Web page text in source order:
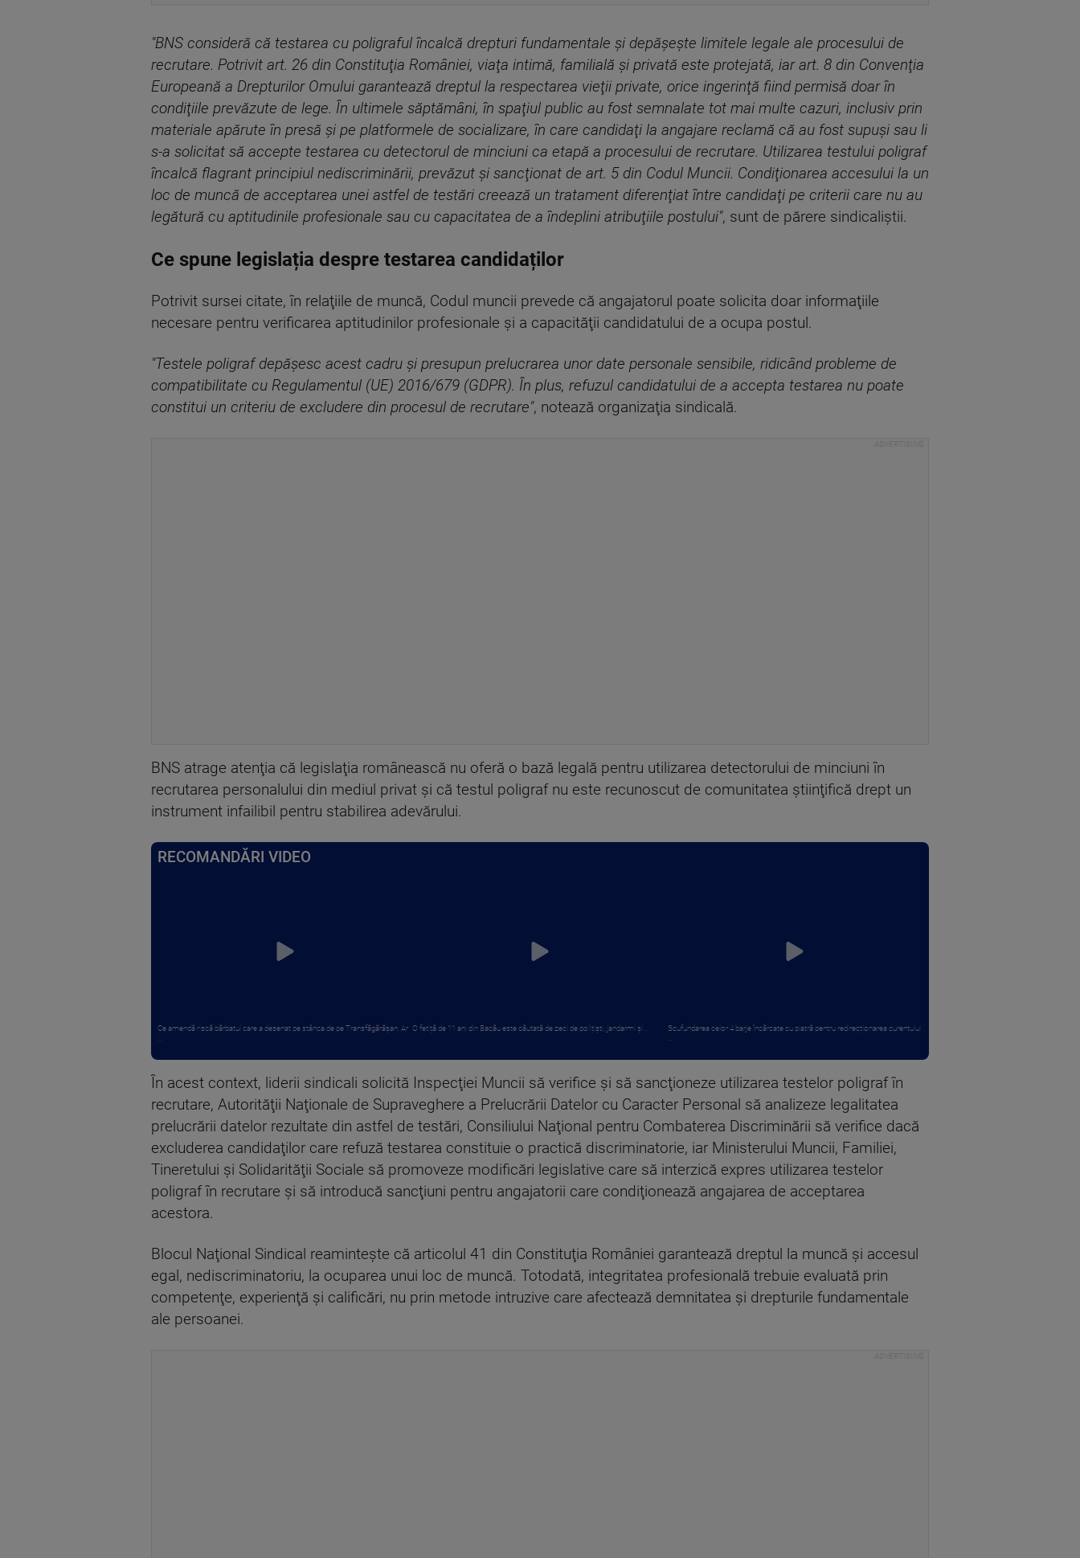
"BNS consideră că testarea cu poligraful încalcă drepturi fundamentale şi depăşeşte limitele legale ale procesului de
recrutare. Potrivit art. 26 din Constituţia României, viaţa intimă, familială şi privată este protejată, iar art. 8 din Convenţia
Europeană a Drepturilor Omului garantează dreptul la respectarea vieţii private, orice ingerinţă fiind permisă doar în
condiţiile prevăzute de lege. În ultimele săptămâni, în spaţiul public au fost semnalate tot mai multe cazuri, inclusiv prin
materiale apărute în presă şi pe platformele de socializare, în care candidaţi la angajare reclamă că au fost supuşi sau li
s-a solicitat să accepte testarea cu detectorul de minciuni ca etapă a procesului de recrutare. Utilizarea testului poligraf
încalcă flagrant principiul nediscriminării, prevăzut şi sancţionat de art. 5 din Codul Muncii. Condiţionarea accesului la un
loc de muncă de acceptarea unei astfel de testări creează un tratament diferenţiat între candidaţi pe criterii care nu au
legătură cu aptitudinile profesionale sau cu capacitatea de a îndeplini atribuţiile postului", sunt de părere sindicaliştii.
Ce spune legislația despre testarea candidaților
Potrivit sursei citate, în relaţiile de muncă, Codul muncii prevede că angajatorul poate solicita doar informaţiile
necesare pentru verificarea aptitudinilor profesionale şi a capacităţii candidatului de a ocupa postul.
"Testele poligraf depăşesc acest cadru şi presupun prelucrarea unor date personale sensibile, ridicând probleme de
compatibilitate cu Regulamentul (UE) 2016/679 (GDPR). În plus, refuzul candidatului de a accepta testarea nu poate
constitui un criteriu de excludere din procesul de recrutare", notează organizaţia sindicală.
BNS atrage atenţia că legislaţia românească nu oferă o bază legală pentru utilizarea detectorului de minciuni în
recrutarea personalului din mediul privat şi că testul poligraf nu este recunoscut de comunitatea ştiinţifică drept un
instrument infailibil pentru stabilirea adevărului.
RECOMANDĂRI VIDEO
Ce amendă riscă bărbatul care a desenat pe stânca de pe Transfăgărășan. Ar O fetiță de 11 ani din Bacău este căutată de zeci de polițiști, jandarmi și ...
Scufundarea celor 4 barje încărcate cu piatră pentru redirecționarea curentului
În acest context, liderii sindicali solicită Inspecţiei Muncii să verifice şi să sancţioneze utilizarea testelor poligraf în
recrutare, Autorităţii Naţionale de Supraveghere a Prelucrării Datelor cu Caracter Personal să analizeze legalitatea
prelucrării datelor rezultate din astfel de testări, Consiliului Naţional pentru Combaterea Discriminării să verifice dacă
excluderea candidaţilor care refuză testarea constituie o practică discriminatorie, iar Ministerului Muncii, Familiei,
Tineretului şi Solidarităţii Sociale să promoveze modificări legislative care să interzică expres utilizarea testelor
poligraf în recrutare şi să introducă sancţiuni pentru angajatorii care condiţionează angajarea de acceptarea
acestora.
Blocul Naţional Sindical reaminteşte că articolul 41 din Constituţia României garantează dreptul la muncă şi accesul
egal, nediscriminatoriu, la ocuparea unui loc de muncă. Totodată, integritatea profesională trebuie evaluată prin
competenţe, experienţă şi calificări, nu prin metode intruzive care afectează demnitatea şi drepturile fundamentale
ale persoanei.